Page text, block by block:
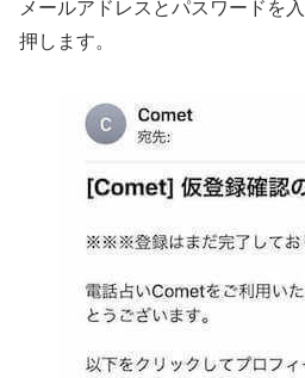
メールアドレスとパスワードを
押します。